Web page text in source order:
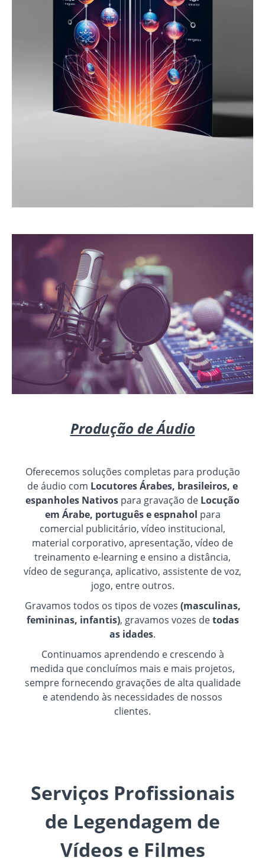
Produção de Áudio
Oferecemos soluções completas para produção
de áudio com Locutores Árabes, brasileiros, e
espanholes Nativos para gravação de Locução
em Árabe, português e espnahol para
comercial publicitário, vídeo institucional,
material corporativo, apresentação, vídeo de
treinamento e-learning e ensino a distância,
vídeo de segurança, aplicativo, assistente de voz,
jogo, entre outros.
Gravamos todos os tipos de vozes (masculinas,
femininas, infantis), gravamos vozes detodas
as idades.
Continuamos aprendendo e crescendo à
medida que concluímos mais e mais projetos,
sempre fornecendo gravações de alta qualidade
e atendendo às necessidades de nossos
clientes.
Serviços Profissionais
de Legendagem de
Vídeos e Filmes